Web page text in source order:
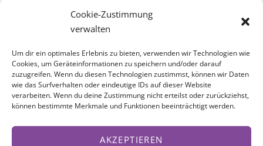
Cookie-Zustimmung
verwalten
Um dir ein optimales Erlebnis zu bieten, verwenden wir Technologien wie
Cookies, um Geräteinformationen zu speichern und/oder darauf
zuzugreifen. Wenn du diesen Technologien zustimmst, können wir Daten
wie das Surfverhalten oder eindeutige IDs auf dieser Website
verarbeiten. Wenn du deine Zustimmung nicht erteilst oder zurückziehst,
können bestimmte Merkmale und Funktionen beeinträchtigt werden.
AKZEPTIEREN
Cookie-Richtlinie
SOZIALE NETZWERKE
Facebook